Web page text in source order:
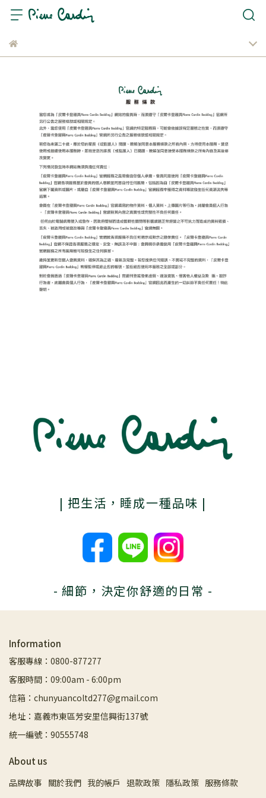
| 把生活，睡成一種品味 |
- 細節，決定你舒適的日常 -
Information
客服專線：0800-877277
客服時間：09:00am - 6:00pm
信箱：chunyuancoltd277@gmail.com
地址：嘉義市東區芳安里信興街137號
統一編號：90555748
About us
品牌故事 關於我們 我的帳戶 退款政策 隱私政策 服務條款